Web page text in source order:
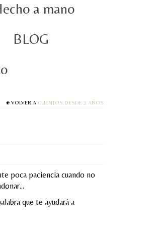
a mano
BLOG
VOLVER A CUENTOS DESDE 3 AÑOS
poca paciencia cuando no
que te ayudará a